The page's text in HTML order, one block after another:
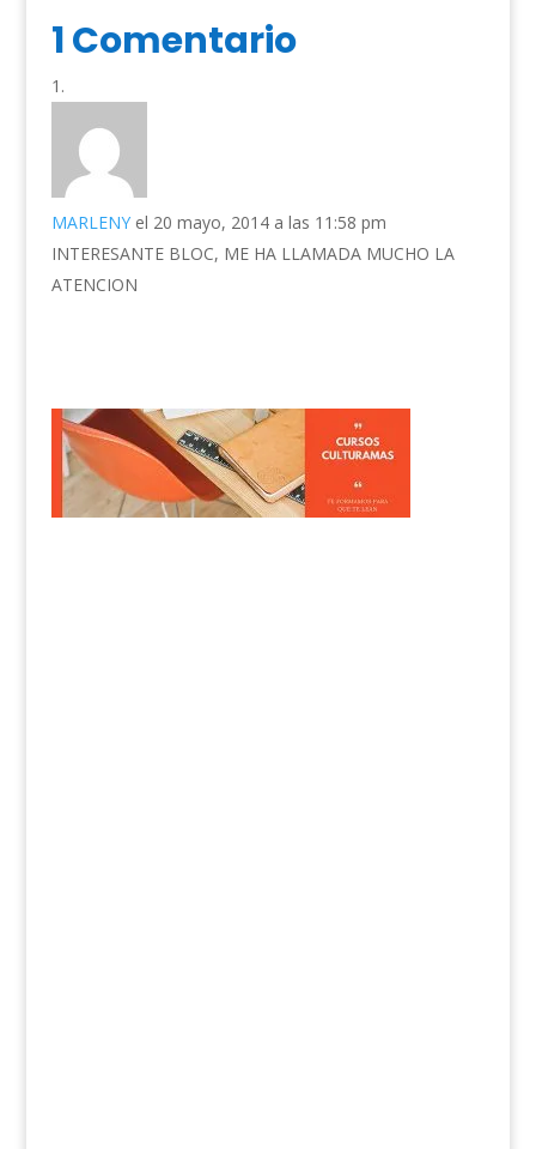
1 Comentario
MARLENY el 20 mayo, 2014 a las 11:58 pm
INTERESANTE BLOC, ME HA LLAMADA MUCHO LA
ATENCION